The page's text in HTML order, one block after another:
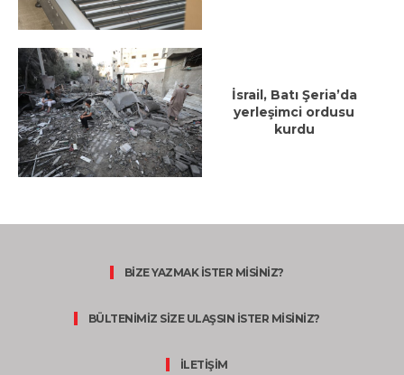
İsrail, Batı Şeria’da
yerleşimci ordusu
kurdu
BİZE YAZMAK İSTER MİSİNİZ?
BÜLTENİMİZ SİZE ULAŞSIN İSTER MİSİNİZ?
İLETİŞİM